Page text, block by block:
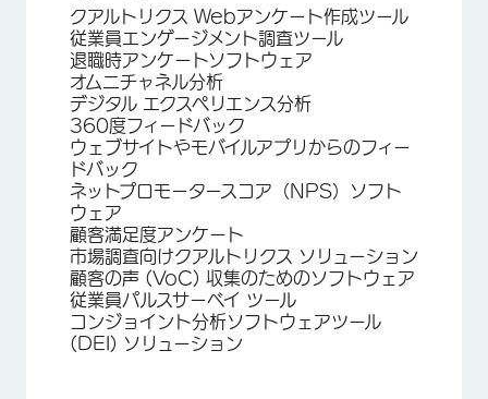
クアルトリクス Webアンケート作成ツール
従業員エンゲージメント調査ツール
退職時アンケートソフトウェア
オムニチャネル分析
デジタル エクスペリエンス分析
360度フィードバック
ウェブサイトやモバイルアプリからのフィー
ドバック
ネットプロモータースコア（NPS）ソフト
ウェア
顧客満足度アンケート
市場調査向けクアルトリクス ソリューション
顧客の声 (VoC) 収集のためのソフトウェア
従業員パルスサーベイ ツール
コンジョイント分析ソフトウェアツール
(DEI) ソリューション